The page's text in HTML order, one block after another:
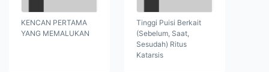
KENCAN PERTAMA
YANG MEMALUKAN
Tinggi Puisi Berkait
(Sebelum, Saat,
Sesudah) Ritus
Katarsis